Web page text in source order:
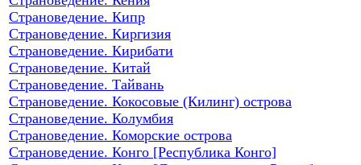
Страноведение. Кипр
Страноведение. Киргизия
Страноведение. Кирибати
Страноведение. Китай
Страноведение. Тайвань
Страноведение. Кокосовые (Килинг) острова
Страноведение. Колумбия
Страноведение. Коморские острова
Страноведение. Конго [Республика Конго]